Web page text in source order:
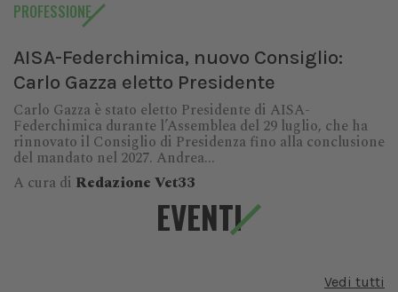
PROFESSIONE
AISA-Federchimica, nuovo Consiglio:
Carlo Gazza eletto Presidente
Carlo Gazza è stato eletto Presidente di AISA-
Federchimica durante l’Assemblea del 29 luglio, che ha
rinnovato il Consiglio di Presidenza fino alla conclusione
del mandato nel 2027. Andrea...
A cura di Redazione Vet33
EVENTI
Vedi tutti